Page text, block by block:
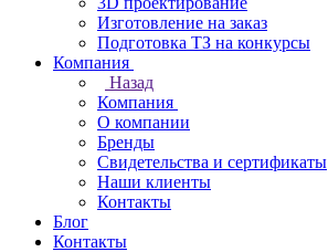
Изготовление на заказ
Подготовка ТЗ на конкурсы
Компания
Назад
Компания
О компании
Бренды
Свидетельства и сертификаты
Наши клиенты
Контакты
Блог
Контакты